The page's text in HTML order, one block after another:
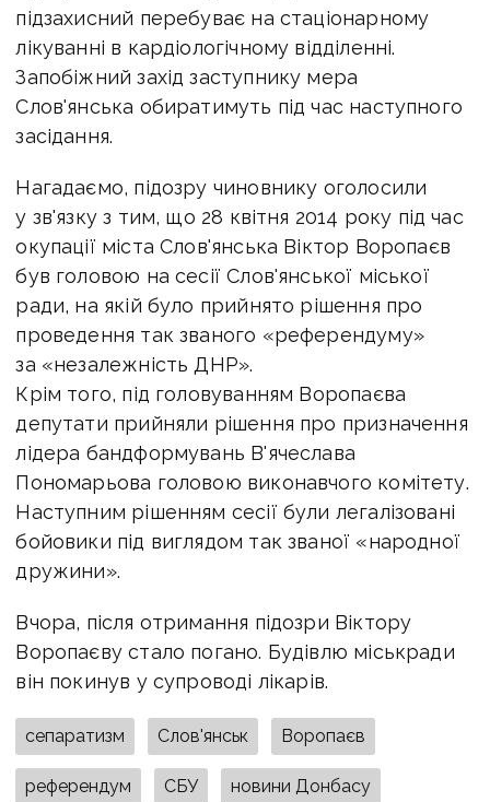
підзахисний перебуває на стаціонарному
лікуванні в кардіологічному відділенні.
Запобіжний захід заступнику мера
Слов'янська обиратимуть під час наступного
засідання.
Нагадаємо, підозру чиновнику оголосили
у зв'язку з тим, що 28 квітня 2014 року під час
окупації міста Слов'янська Віктор Воропаєв
був головою на сесії Слов'янської міської
ради, на якій було прийнято рішення про
проведення так званого «референдуму»
за «незалежність ДНР».
Крім того, під головуванням Воропаєва
депутати прийняли рішення про призначення
лідера бандформувань В'ячеслава
Пономарьова головою виконавчого комітету.
Наступним рішенням сесії були легалізовані
бойовики під виглядом так званої «народної
дружини».
Вчора, після отримання підозри Віктору
Воропаєву стало погано. Будівлю міськради
він покинув у супроводі лікарів.
сепаратизм Слов'янськ Воропаєв
референдум СБУ новини Донбасу